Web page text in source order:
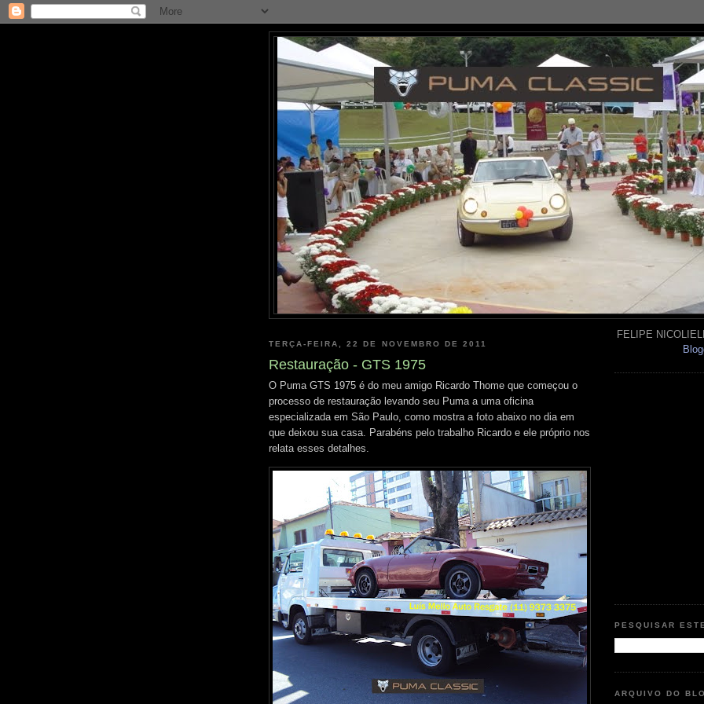
TERÇA-FEIRA, 22 DE NOVEMBRO DE 2011
Restauração - GTS 1975
O Puma GTS 1975 é do meu amigo Ricardo Thome que começou o
processo de restauração levando seu Puma a uma oficina
especializada em São Paulo, como mostra a foto abaixo no dia em
que deixou sua casa. Parabéns pelo trabalho Ricardo e ele próprio nos
relata esses detalhes.
FELIPE
PESQUISAR
ARQUIVO DO